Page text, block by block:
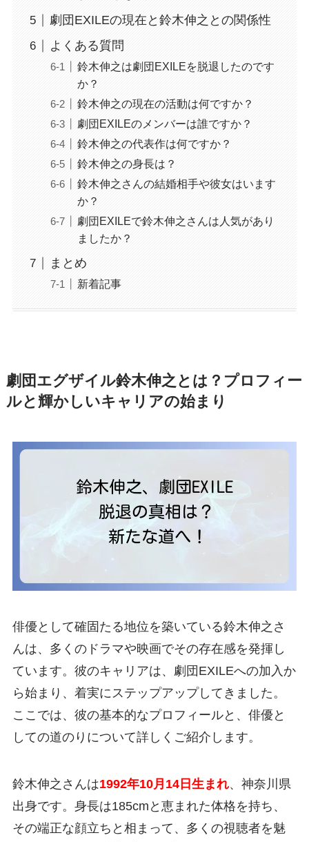
劇団EXILEの現在と鈴木伸之との関係性
よくある質問
鈴木伸之は劇団EXILEを脱退したのです
か？
鈴木伸之の現在の活動は何ですか？
劇団EXILEのメンバーは誰ですか？
鈴木伸之の代表作は何ですか？
鈴木伸之の身長は？
鈴木伸之さんの結婚相手や彼女はいます
か？
劇団EXILEで鈴木伸之さんは人気があり
ましたか？
まとめ
新着記事
劇団エグザイル鈴木伸之とは？プロフィー
ルと輝かしいキャリアの始まり
俳優として確固たる地位を築いている鈴木伸之さ
んは、多くのドラマや映画でその存在感を発揮し
ています。彼のキャリアは、劇団EXILEへの加入か
ら始まり、着実にステップアップしてきました。
ここでは、彼の基本的なプロフィールと、俳優と
しての道のりについて詳しくご紹介します。
鈴木伸之さんは1992年10月14日生まれ、神奈川県
出身です。身長は185cmと恵まれた体格を持ち、
その端正な顔立ちと相まって、多くの視聴者を魅